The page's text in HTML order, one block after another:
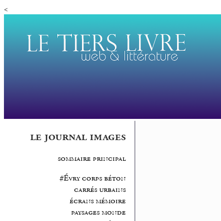
<
le journal images
sommaire principal
#Évry corps béton
carrés urbains
écrans mémoire
paysages monde